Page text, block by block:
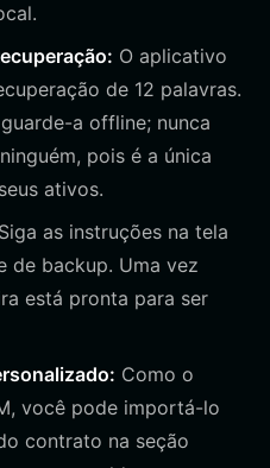
O aplicativo
de 12 palavras.
a offline; nunca
pois é a única
ativos.
Siga as instruções na tela
de backup. Uma vez
está pronta para ser
Como o
você pode importá-lo
contrato na seção